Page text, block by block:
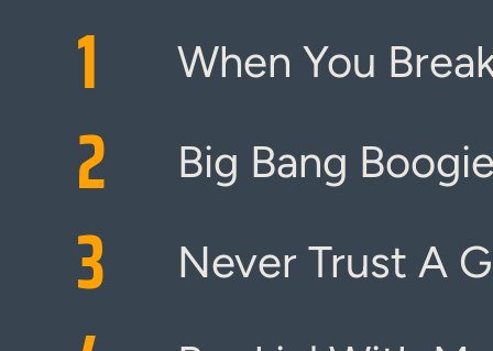
1 When You
2 Big Bang
3 Never Trust A